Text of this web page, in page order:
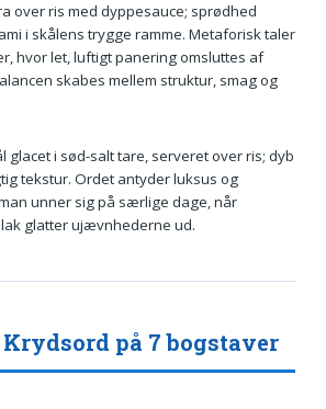
over ris med dyppesauce; sprødhed
i skålens trygge ramme. Metaforisk taler
hvor let, luftigt panering omsluttes af
skabes mellem struktur, smag og
glacet i sød-salt tare, serveret over ris; dyb
tekstur. Ordet antyder luksus og
unner sig på særlige dage, når
glatter ujævnhederne ud.
på 7 bogstaver